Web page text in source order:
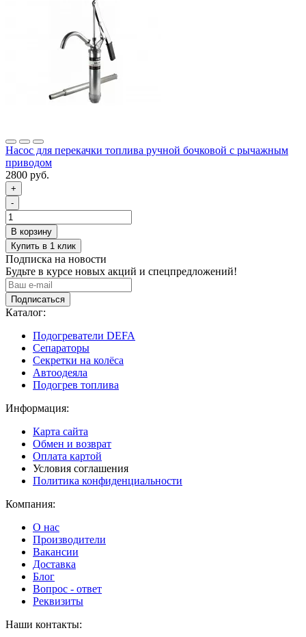
Насос для перекачки топлива ручной бочковой с рычажным
приводом
2800 руб.
+
-
Подписка на новости
Будьте в курсе новых акций и спецпредложений!
Подписаться
Каталог:
Подогреватели DEFA
Сепараторы
Секретки на колёса
Автоодеяла
Подогрев топлива
Информация:
Карта сайта
Обмен и возврат
Оплата картой
Условия соглашения
Политика конфиденциальности
Компания:
О нас
Производители
Вакансии
Доставка
Блог
Вопрос - ответ
Реквизиты
Наши контакты: